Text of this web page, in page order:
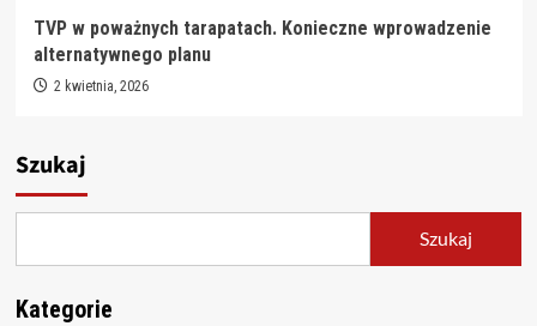
TVP w poważnych tarapatach. Konieczne wprowadzenie
alternatywnego planu
2 kwietnia, 2026
Szukaj
Szukaj
Kategorie